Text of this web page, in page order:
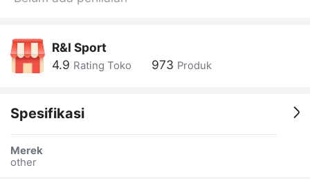
R&I Sport
4.9 Rating Toko 973 Produk
Spesifikasi
Merek
other